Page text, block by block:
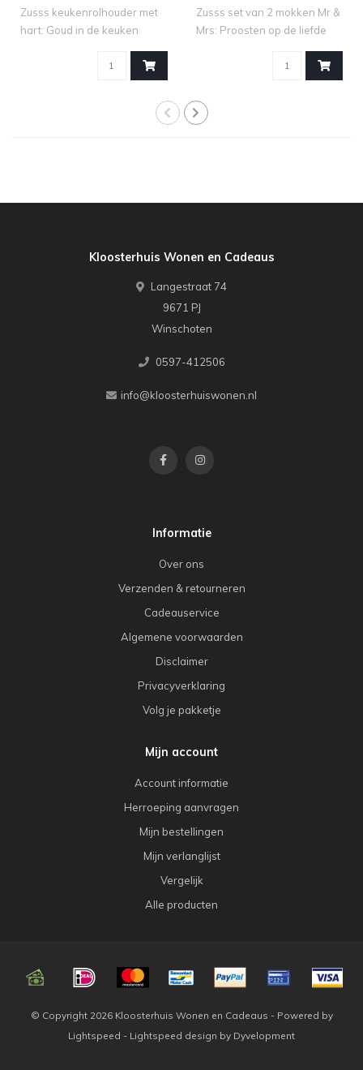
Zusss keukenrolhouder met
hart: Goud in de keuken
Zusss set van 2 mokken Mr &
Mrs: Proosten op de liefde
Kloosterhuis Wonen en Cadeaus
Langestraat 74
9671 PJ
Winschoten
0597-412506
info@kloosterhuiswonen.nl
Informatie
Over ons
Verzenden & retourneren
Cadeauservice
Algemene voorwaarden
Disclaimer
Privacyverklaring
Volg je pakketje
Mijn account
Account informatie
Herroeping aanvragen
Mijn bestellingen
Mijn verlanglijst
Vergelijk
Alle producten
© Copyright 2026 Kloosterhuis Wonen en Cadeaus - Powered by
Lightspeed - Lightspeed design by Dyvelopment